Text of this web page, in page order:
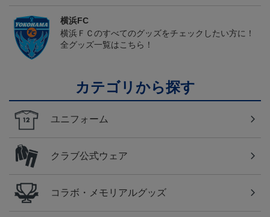
横浜FC
横浜ＦＣのすべてのグッズをチェックしたい方に！
全グッズ一覧はこちら！
カテゴリから探す
ユニフォーム
クラブ公式ウェア
コラボ・メモリアルグッズ